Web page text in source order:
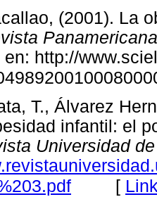
(2001). La
http://
T., Álvarez
infantil: el
Universidad
[